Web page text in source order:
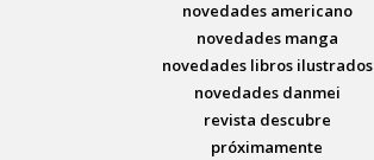
novedades americano
novedades manga
novedades libros ilustrados
novedades danmei
revista descubre
próximamente